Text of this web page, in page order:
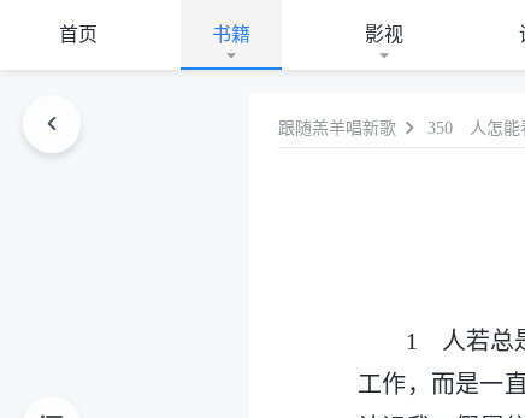
首页 书籍 影视
跟随羔羊唱新歌 350 人怎能
1 人若总
工作，而是一